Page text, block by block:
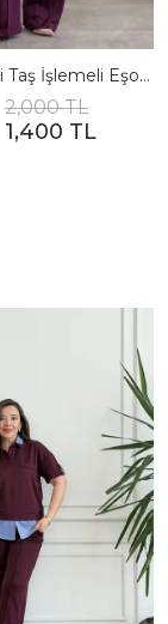
Kuş Gözü İnci Taş İşlemeli Eşofman Takımı - BORDO
2,000 TL
1,400 TL